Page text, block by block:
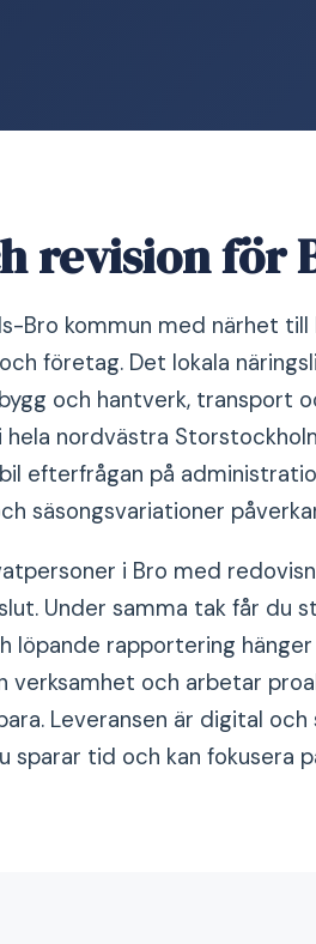
revision för
Bro kommun med närhet
företag. Det lokala
och hantverk, transport
nordvästra
efterfrågan på
säsongsvariationer
i Bro med
Under samma tak får du
löpande rapportering
verksamhet och arbetar
Leveransen är digital
sparar tid och kan fokusera